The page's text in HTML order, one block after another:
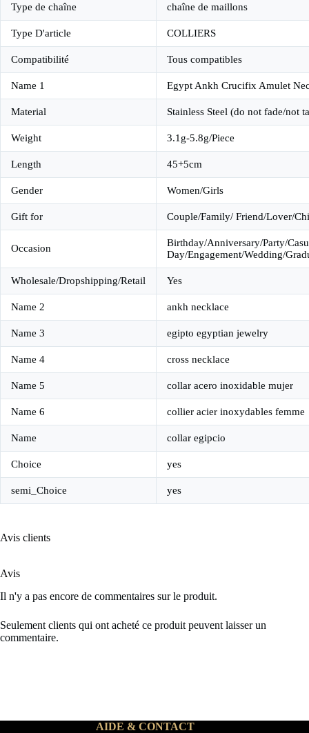
Type de chaîne chaîne de maillons
Type D'article COLLIERS
Compatibilité Tous compatibles
Name 1 Egypt Ankh Crucifix Amulet
Material Stainless Steel (do not fade/not
Weight 3.1g-5.8g/Piece
Length 45+5cm
Gender Women/Girls
Gift for Couple/Family/ Friend/Lover/
Occasion
Birthday/Anniversary/Party/
Day/Engagement/Wedding/
Wholesale/Dropshipping/Retail Yes
Name 2 ankh necklace
Name 3 egipto egyptian jewelry
Name 4 cross necklace
Name 5 collar acero inoxidable mujer
Name 6 collier acier inoxydables femme
Name collar egipcio
Choice yes
semi_Choice yes
Avis clients
Avis
Il n'y a pas encore de commentaires sur le produit.
Seulement clients qui ont acheté ce produit peuvent laisser un
commentaire.
AIDE & CONTACT